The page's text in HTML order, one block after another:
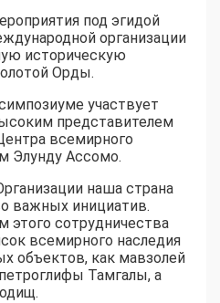
под эгидой
организации
историческую
Орды.
участвует
представителем
всемирного
Элунду Ассомо.
наша страна
важных инициатив.
этого сотрудничества
всемирного наследия
объектов, как мавзолей
Тамгалы, а